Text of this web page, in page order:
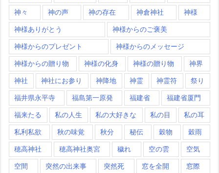
神々 神の声 神の存在 神倉神社 神様
神様ありがとう 神様からのご褒美
神様からのプレゼント 神様からのメッセージ
神様からの贈り物 神様の化身 神様の贈り物 神界
神社 神社にお参り 神降地 神霊 神霊符 祭り
福井県永平寺 福島第一原発 福建省 福建省厦門
福来たる 私の人生 私の大好きな 私の目 私の耳
私利私欲 秋の味覚 秋分 秘伝 穀物 穀雨
穂高神社 穂高神社奥宮 穢れ 空の雲 空気
空間 突然の出来事 突然死 窓を全開 窓際